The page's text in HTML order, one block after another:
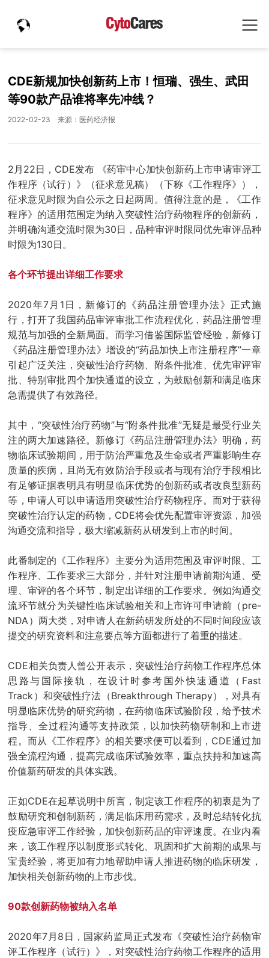
CDE新规加快创新药上市！恒瑞、强生、武田
等90款产品谁将率先冲线？
2022-02-23 来源：医药经济报
2月22日，CDE发布 《药审中心加快创新药上市申请审评工
作程序（试行）》（征求意见稿）（下称《工作程序》），
征求意见时限为自公示之日起两周。值得注意的是，《工作
程序》的适用范围定为纳入突破性治疗药物程序的创新药，
并明确沟通交流时限为30日，品种审评时限同优先审评品种
时限为130日。
各个环节提出详细工作要求
2020年7月1日，新修订的《药品注册管理办法》正式施
行，打开了我国药品审评审批工作流程优化，药品注册管理
规范与加强的全新局面。而学习借鉴国际监管经验，新修订
《药品注册管理办法》增设的“药品加快上市注册程序”一章
引起广泛关注，突破性治疗药物、附条件批准、优先审评审
批、特别审批四个加快通道的设立，为鼓励创新和满足临床
急需提供了有效路径。
其中，“突破性治疗药物”与“附条件批准”无疑是最受行业关
注的两大加速路径。新修订《药品注册管理办法》明确，药
物临床试验期间，用于防治严重危及生命或者严重影响生存
质量的疾病，且尚无有效防治手段或者与现有治疗手段相比
有足够证据表明具有明显临床优势的创新药或者改良型新药
等，申请人可以申请适用突破性治疗药物程序。而对于获得
突破性治疗认定的药物，CDE将会优先配置审评资源，加强
沟通交流和指导，极大缩减新药从研发到上市的时间。
此番制定的《工作程序》主要分为适用范围及审评时限、工
作程序、工作要求三大部分，并针对注册申请前期沟通、受
理、审评的各个环节，制定出详细的工作要求。例如沟通交
流环节就分为关键性临床试验相关和上市许可申请前（pre-
NDA）两大类，对申请人在新药研发所处的不同时间段应该
提交的研究资料和注意要点等方面都进行了着重的描述。
CDE相关负责人曾公开表示，突破性治疗药物工作程序总体
思路与国际接轨，在设计时参考国外快速通道（Fast
Track）和突破性疗法（Breakthrough Therapy），对具有
明显临床优势的研究药物，在药物临床试验阶段，给予技术
指导、全过程沟通等支持政策，以加快药物研制和上市进
程。而从《工作程序》的相关要求便可以看到，CDE通过加
强全流程沟通，提高完成临床试验效率，重点扶持和加速高
价值新药研发的具体实践。
正如CDE在起草说明中所言，制定该工作程序的初衷是为了
鼓励研究和创制新药，满足临床用药需求，及时总结转化抗
疫应急审评工作经验，加快创新药品的审评速度。在业内看
来，该工作程序以制度形式转化、巩固和扩大前期的成果与
宝贵经验，将更加有力地帮助申请人推进药物的临床研发，
加快相关创新药物的上市步伐。
90款创新药物被纳入名单
2020年7月8日，国家药监局正式发布《突破性治疗药物审
评工作程序（试行）》，对突破性治疗药物工作程序的适用